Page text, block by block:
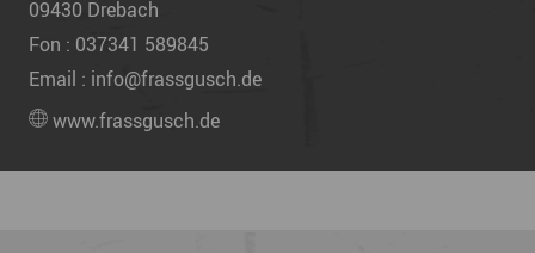
09430 Drebach
Fon : 037341 589845
Email : info@frassgusch.de
www.frassgusch.de